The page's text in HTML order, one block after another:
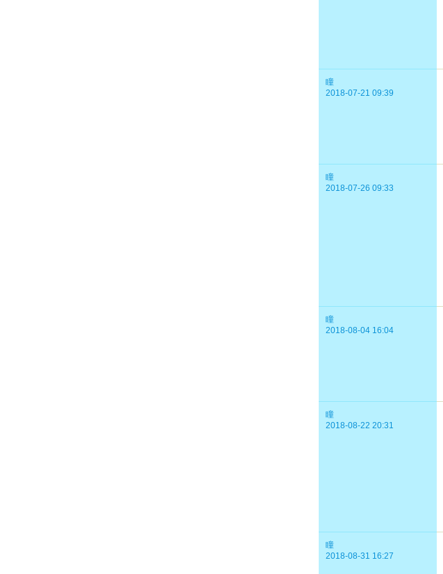
瞳
2018-07-21 09:39
瞳
2018-07-26 09:33
瞳
2018-08-04 16:04
瞳
2018-08-22 20:31
瞳
2018-08-31 16:27